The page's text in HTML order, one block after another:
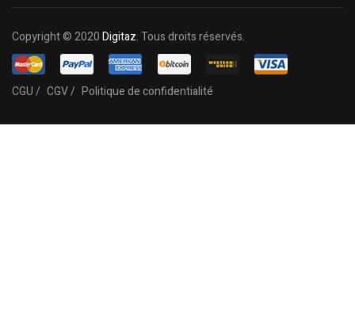
Copyright © 2020Digitaz. Tous droits réservés.
CGU / CGV / Politique de confidentialité